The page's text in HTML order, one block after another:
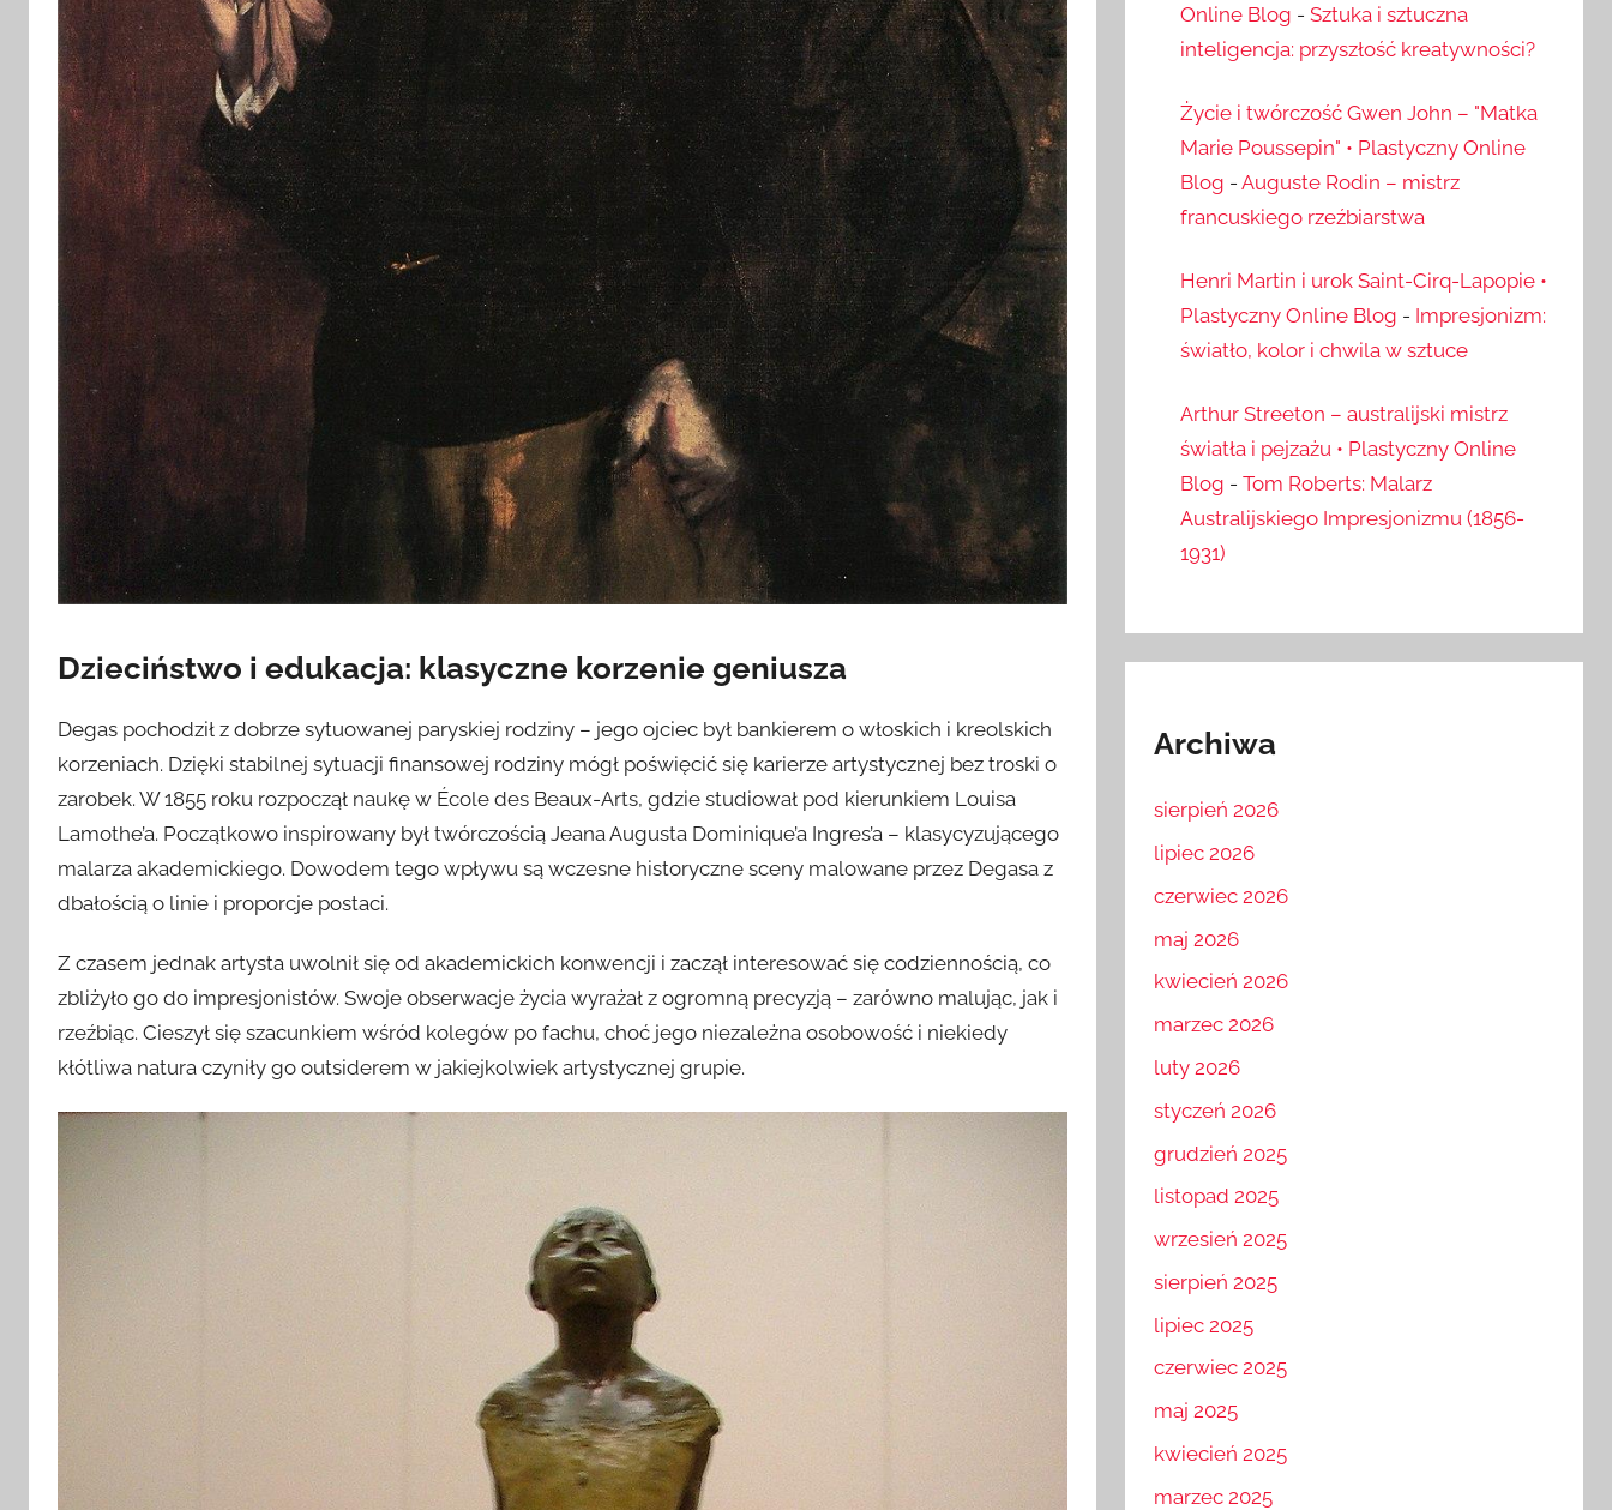
Dzieciństwo i edukacja: klasyczne korzenie geniusza
Degas pochodził z dobrze sytuowanej paryskiej rodziny – jego ojciec był bankierem o włoskich i kreolskich
korzeniach. Dzięki stabilnej sytuacji finansowej rodziny mógł poświęcić się karierze artystycznej bez troski o
zarobek. W 1855 roku rozpoczął naukę w École des Beaux-Arts, gdzie studiował pod kierunkiem Louisa
Lamothe’a. Początkowo inspirowany był twórczością Jeana Augusta Dominique’a Ingres’a – klasycyzującego
malarza akademickiego. Dowodem tego wpływu są wczesne historyczne sceny malowane przez Degasa z
dbałością o linie i proporcje postaci.
Z czasem jednak artysta uwolnił się od akademickich konwencji i zaczął interesować się codziennością, co
zbliżyło go do impresjonistów. Swoje obserwacje życia wyrażał z ogromną precyzją – zarówno malując, jak i
rzeźbiąc. Cieszył się szacunkiem wśród kolegów po fachu, choć jego niezależna osobowość i niekiedy
kłótliwa natura czyniły go outsiderem w jakiejkolwiek artystycznej grupie.
Online Blog - Sztuka i sztuczna
inteligencja: przyszłość kreatywności?
Życie i twórczość Gwen John – "Matka
Marie Poussepin" • Plastyczny Online
Blog - Auguste Rodin – mistrz
francuskiego rzeźbiarstwa
Henri Martin i urok Saint-Cirq-Lapopie •
Plastyczny Online Blog - Impresjonizm:
światło, kolor i chwila w sztuce
Arthur Streeton – australijski mistrz
światła i pejzażu • Plastyczny Online
Blog - Tom Roberts: Malarz
Australijskiego Impresjonizmu (1856-
1931)
Archiwa
sierpień 2026
lipiec 2026
czerwiec 2026
maj 2026
kwiecień 2026
marzec 2026
luty 2026
styczeń 2026
grudzień 2025
listopad 2025
wrzesień 2025
sierpień 2025
lipiec 2025
czerwiec 2025
maj 2025
kwiecień 2025
marzec 2025